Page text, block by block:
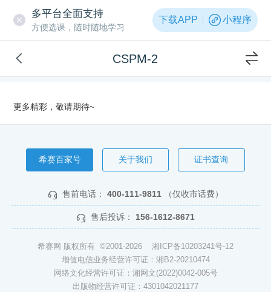
多平台全面支持
方便选课，随时随地学习
下载APP 小程序
CSPM-2
更多精彩，敬请期待~
希赛百家号 关于我们 证书查询
售前电话： 400-111-9811 （仅收市话费）
售后投诉： 156-1612-8671
希赛网 版权所有 ©2001-2026 湘ICP备10203241号-12
增值电信业务经营许可证：湘B2-20210474
网络文化经营许可证：湘网文(2022)0042-005号
出版物经营许可证：4301042021177